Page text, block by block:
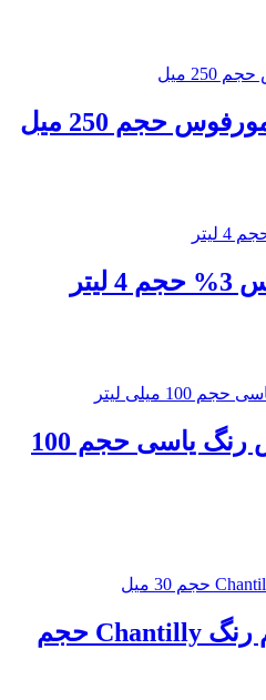
حجم 250 میل
کرم رنگ مو مورفوس رنگ یاسی حجم 100
کرم پودر مات شیگلم رنگ Chantilly حجم